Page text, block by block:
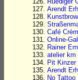
Arendt
Café
Online-
Rainer Ern
atelier km
Pit
Arendt
No Tattoo